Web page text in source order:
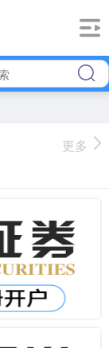
更多